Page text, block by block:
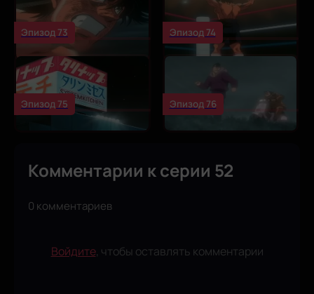
Эпизод 73 Эпизод 74
Эпизод 75 Эпизод 76
Комментарии к серии 52
0 комментариев
Войдите, чтобы оставлять комментарии